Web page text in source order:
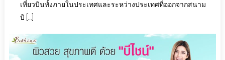
เที่ยวบินทั้งภายในประเทศและระหว่างประเทศที่ออกจากสนาม
บิ […]